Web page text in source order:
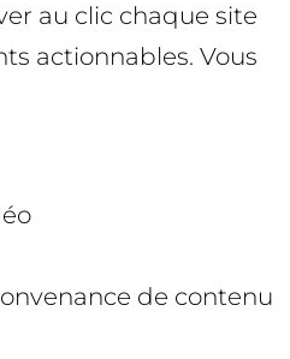
au clic chaque site
actionnables. Vous
de contenu